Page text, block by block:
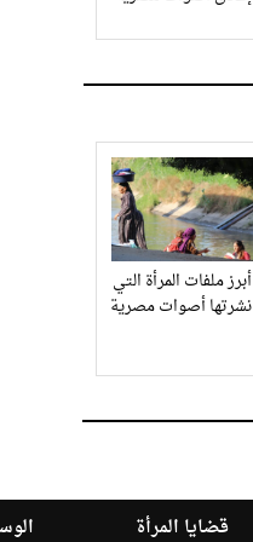
أبرز ملفات المرأة التي
نشرتها أصوات مصرية
قضايا المرأة